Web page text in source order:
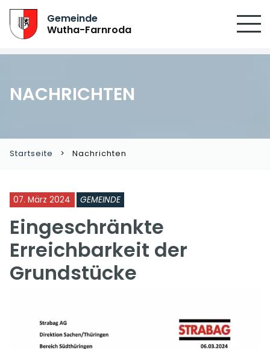
Gemeinde
Wutha-Farnroda
NACHRICHTEN
Startseite Nachrichten
07. März 2024 GEMEINDE
Eingeschränkte
Erreichbarkeit der
Grundstücke